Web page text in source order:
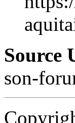
Source
son-